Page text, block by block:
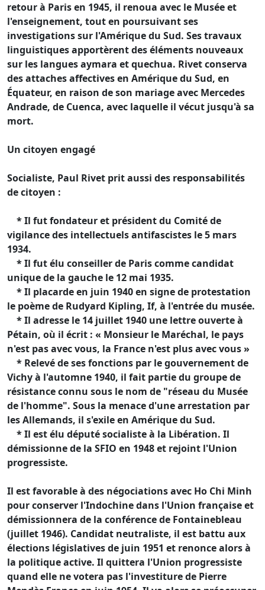
retour à Paris en 1945, il renoua avec le Musée et
l'enseignement, tout en poursuivant ses
investigations sur l'Amérique du Sud. Ses travaux
linguistiques apportèrent des éléments nouveaux
sur les langues aymara et quechua. Rivet conserva
des attaches affectives en Amérique du Sud, en
Équateur, en raison de son mariage avec Mercedes
Andrade, de Cuenca, avec laquelle il vécut jusqu'à sa
mort.
Un citoyen engagé
Socialiste, Paul Rivet prit aussi des responsabilités
de citoyen :
* Il fut fondateur et président du Comité de
vigilance des intellectuels antifascistes le 5 mars
1934.
* Il fut élu conseiller de Paris comme candidat
unique de la gauche le 12 mai 1935.
* Il placarde en juin 1940 en signe de protestation
le poème de Rudyard Kipling, If, à l'entrée du musée.
* Il adresse le 14 juillet 1940 une lettre ouverte à
Pétain, où il écrit : « Monsieur le Maréchal, le pays
n'est pas avec vous, la France n'est plus avec vous »
* Relevé de ses fonctions par le gouvernement de
Vichy à l'automne 1940, il fait partie du groupe de
résistance connu sous le nom de "réseau du Musée
de l'homme". Sous la menace d'une arrestation par
les Allemands, il s'exile en Amérique du Sud.
* Il est élu député socialiste à la Libération. Il
démissionne de la SFIO en 1948 et rejoint l'Union
progressiste.
Il est favorable à des négociations avec Ho Chi Minh
pour conserver l'Indochine dans l'Union française et
démissionnera de la conférence de Fontainebleau
(juillet 1946). Candidat neutraliste, il est battu aux
élections législatives de juin 1951 et renonce alors à
la politique active. Il quittera l'Union progressiste
quand elle ne votera pas l'investiture de Pierre